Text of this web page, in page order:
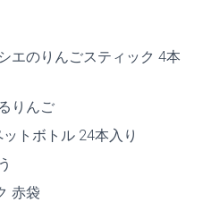
エのりんごスティック 4本
りんご
トボトル 24本入り
赤袋